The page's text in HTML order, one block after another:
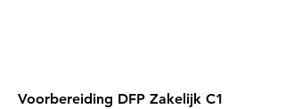
Voorbereiding DFP Zakelijk C1